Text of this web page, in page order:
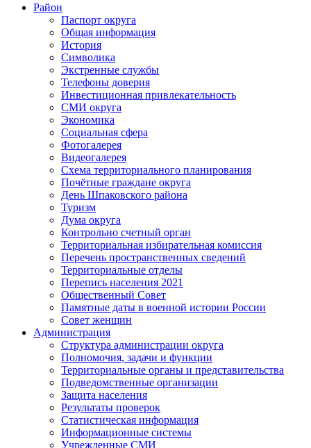
Район
Паспорт округа
Общая информация
История
Символика
Экстренные службы
Телефоны доверия
Инвестиционная привлекательность
СМИ округа
Экономика
Социальная сфера
Фотогалерея
Видеогалерея
Схема территориального планирования
Почётные граждане округа
День Шпаковского района
Туризм
Дума округа
Контрольно счетный орган
Территориальная избирательная комиссия
Перечень пространственных сведений
Территориальные отделы
Перепись населения 2021
Общественный Совет
Памятные даты в военной истории России
Совет женщин
Администрация
Структура администрации округа
Полномочия, задачи и функции
Территориальные органы и представительства
Подведомственные организации
Защита населения
Результаты проверок
Статистическая информация
Информационные системы
Учрежденные СМИ